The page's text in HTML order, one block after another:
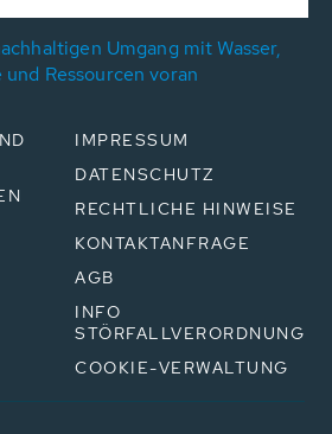
Umgang mit Wasser,
und Ressourcen voran
IMPRESSUM
DATENSCHUTZ
RECHTLICHE HINWEISE
KONTAKTANFRAGE
AGB
INFO
STÖRFALLVERORDNUNG
COOKIE-VERWALTUNG